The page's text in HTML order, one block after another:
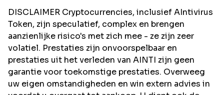
DISCLAIMER Cryptocurrencies, inclusief AIntivirus
Token, zijn speculatief, complex en brengen
aanzienlijke risico's met zich mee - ze zijn zeer
volatiel. Prestaties zijn onvoorspelbaar en
prestaties uit het verleden van AINTI zijn geen
garantie voor toekomstige prestaties. Overweeg
uw eigen omstandigheden en win extern advies in